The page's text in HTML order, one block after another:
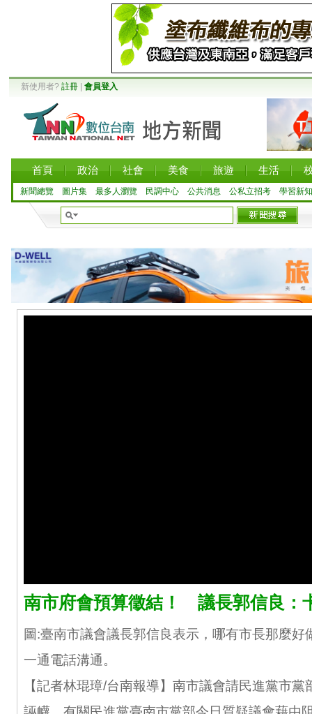
新使用者? 註冊 會員登入
首頁 政治 社會 美食 旅遊 生活
新聞總覽 圖片集 最多人瀏覽 民調中心 公共消息 公私立招考 學習新知
南市府會預算徵結！ 議長郭信良
圖:臺南市議會議長郭信良表示，哪有市長那麼好
一通電話溝通。
【記者林琨璋/台南報導】南市議會請民進黨市